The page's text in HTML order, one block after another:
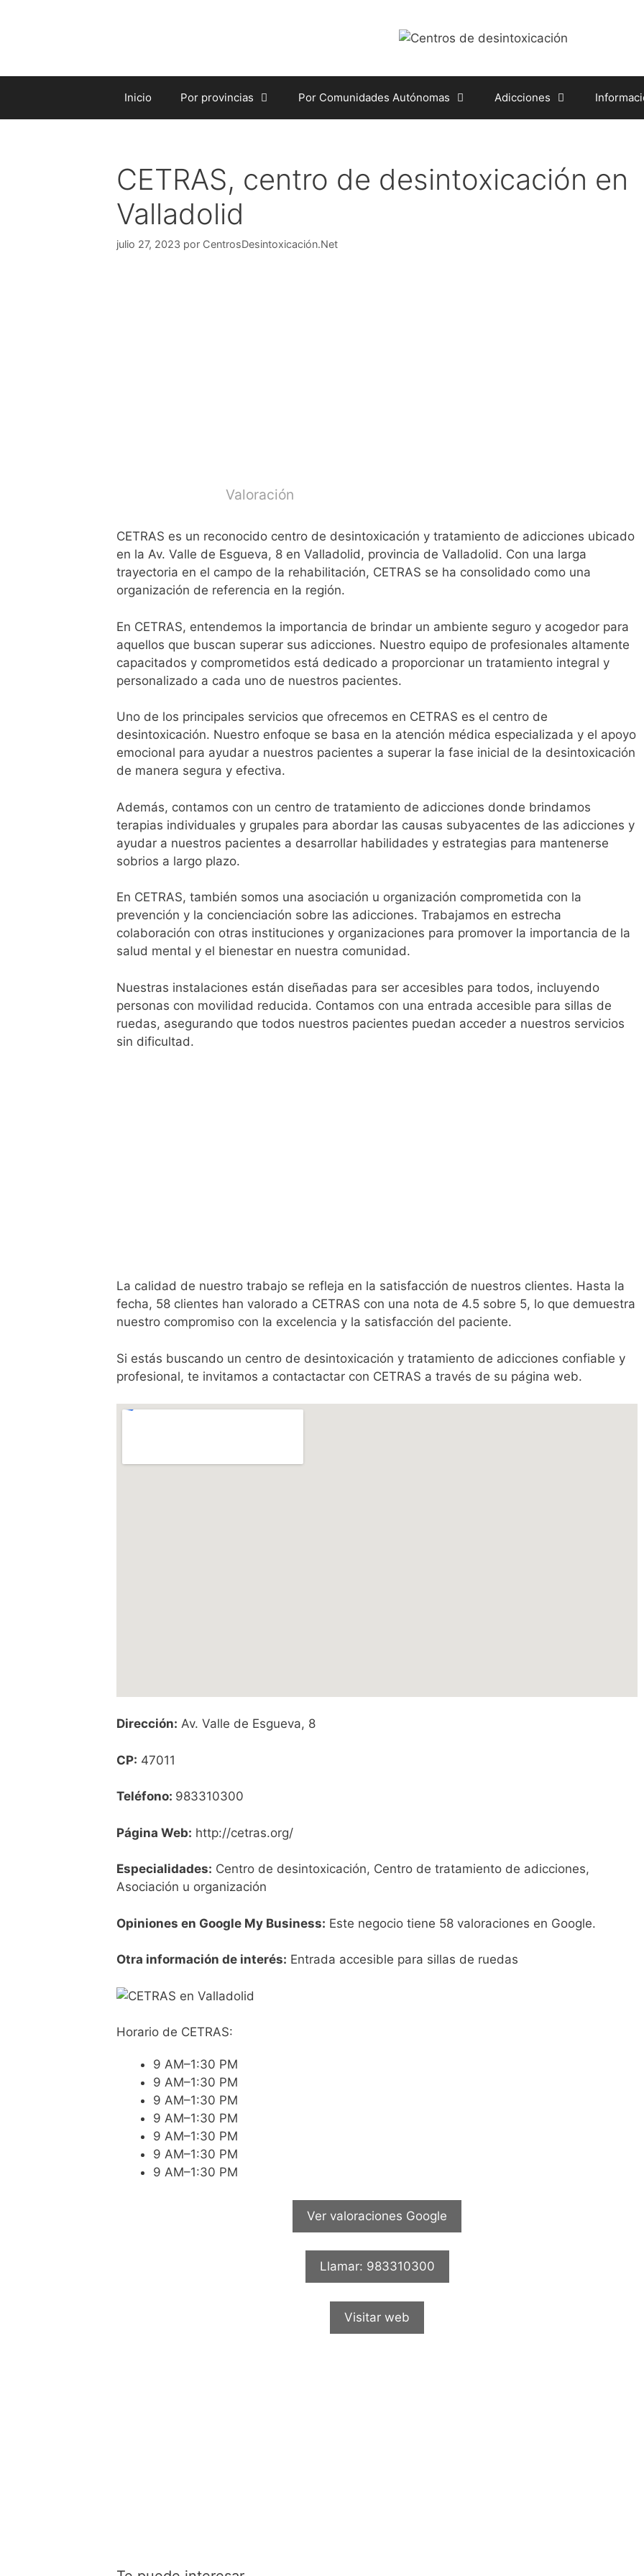
Inicio Por provincias Por Comunidades Autónomas Adicciones
CETRAS, centro de desintoxicación en
Valladolid
julio 27, 2023 por CentrosDesintoxicación.Net
Valoración
CETRAS es un reconocido centro de desintoxicación y tratamiento de adicciones ubicado
en la Av. Valle de Esgueva, 8 en Valladolid, provincia de Valladolid. Con una larga
trayectoria en el campo de la rehabilitación, CETRAS se ha consolidado como una
organización de referencia en la región.
En CETRAS, entendemos la importancia de brindar un ambiente seguro y acogedor para
aquellos que buscan superar sus adicciones. Nuestro equipo de profesionales altamente
capacitados y comprometidos está dedicado a proporcionar un tratamiento integral y
personalizado a cada uno de nuestros pacientes.
Uno de los principales servicios que ofrecemos en CETRAS es el centro de
desintoxicación. Nuestro enfoque se basa en la atención médica especializada y el apoyo
emocional para ayudar a nuestros pacientes a superar la fase inicial de la desintoxicación
de manera segura y efectiva.
Además, contamos con un centro de tratamiento de adicciones donde brindamos
terapias individuales y grupales para abordar las causas subyacentes de las adicciones y
ayudar a nuestros pacientes a desarrollar habilidades y estrategias para mantenerse
sobrios a largo plazo.
En CETRAS, también somos una asociación u organización comprometida con la
prevención y la concienciación sobre las adicciones. Trabajamos en estrecha
colaboración con otras instituciones y organizaciones para promover la importancia de la
salud mental y el bienestar en nuestra comunidad.
Nuestras instalaciones están diseñadas para ser accesibles para todos, incluyendo
personas con movilidad reducida. Contamos con una entrada accesible para sillas de
ruedas, asegurando que todos nuestros pacientes puedan acceder a nuestros servicios
sin dificultad.
La calidad de nuestro trabajo se refleja en la satisfacción de nuestros clientes. Hasta la
fecha, 58 clientes han valorado a CETRAS con una nota de 4.5 sobre 5, lo que demuestra
nuestro compromiso con la excelencia y la satisfacción del paciente.
Si estás buscando un centro de desintoxicación y tratamiento de adicciones confiable y
profesional, te invitamos a contactactar con CETRAS a través de su página web.
Dirección: Av. Valle de Esgueva, 8
CP: 47011
Teléfono: 983310300
Página Web: http://cetras.org/
Especialidades: Centro de desintoxicación, Centro de tratamiento de adicciones,
Asociación u organización
Opiniones en Google My Business: Este negocio tiene 58 valoraciones en Google.
Otra información de interés: Entrada accesible para sillas de ruedas
Horario de CETRAS:
9 AM–1:30 PM
9 AM–1:30 PM
9 AM–1:30 PM
9 AM–1:30 PM
9 AM–1:30 PM
9 AM–1:30 PM
9 AM–1:30 PM
Ver valoraciones Google
Llamar: 983310300
Visitar web